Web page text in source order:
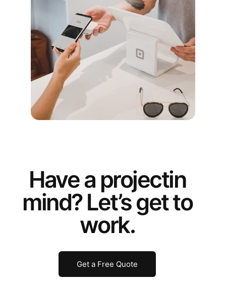
Have a projectin
mind? Let’s get to
work.
Get a Free Quote